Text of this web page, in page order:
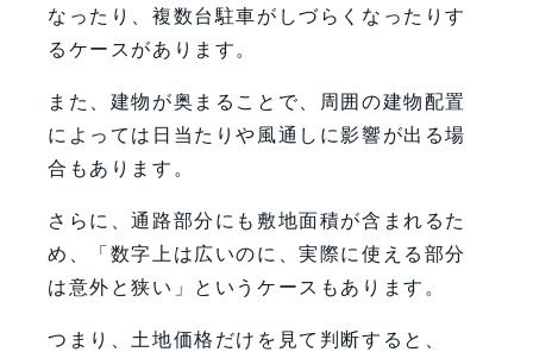
なったり、複数台駐車がしづらくなったりす
るケースがあります。
また、建物が奥まることで、周囲の建物配置
によっては日当たりや風通しに影響が出る場
合もあります。
さらに、通路部分にも敷地面積が含まれるた
め、「数字上は広いのに、実際に使える部分
は意外と狭い」というケースもあります。
つまり、土地価格だけを見て判断すると、